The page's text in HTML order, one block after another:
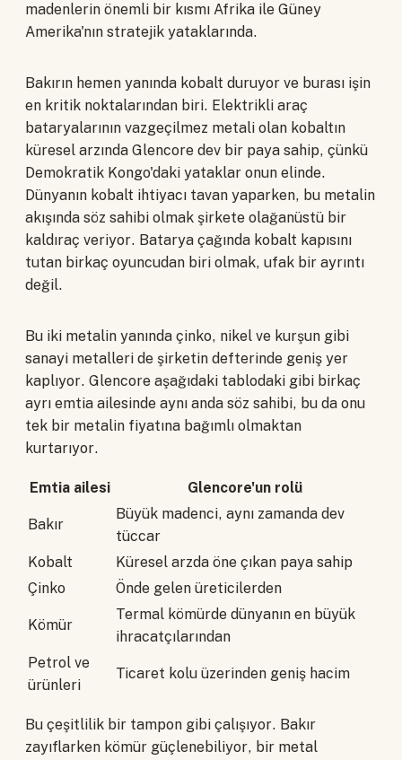
madenlerin önemli bir kısmı Afrika ile Güney
Amerika'nın stratejik yataklarında.
Bakırın hemen yanında kobalt duruyor ve burası işin
en kritik noktalarından biri. Elektrikli araç
bataryalarının vazgeçilmez metali olan kobaltın
küresel arzında Glencore dev bir paya sahip, çünkü
Demokratik Kongo'daki yataklar onun elinde.
Dünyanın kobalt ihtiyacı tavan yaparken, bu metalin
akışında söz sahibi olmak şirkete olağanüstü bir
kaldıraç veriyor. Batarya çağında kobalt kapısını
tutan birkaç oyuncudan biri olmak, ufak bir ayrıntı
değil.
Bu iki metalin yanında çinko, nikel ve kurşun gibi
sanayi metalleri de şirketin defterinde geniş yer
kaplıyor. Glencore aşağıdaki tablodaki gibi birkaç
ayrı emtia ailesinde aynı anda söz sahibi, bu da onu
tek bir metalin fiyatına bağımlı olmaktan
kurtarıyor.
Emtia ailesi Glencore'un rolü
Bakır
Büyük madenci, aynı zamanda dev
tüccar
Kobalt
Küresel arzda öne çıkan paya sahip
Çinko
Önde gelen üreticilerden
Kömür
Termal kömürde dünyanın en büyük
ihracatçılarından
Petrol ve
ürünleri
Ticaret kolu üzerinden geniş hacim
Bu çeşitlilik bir tampon gibi çalışıyor. Bakır
zayıflarken kömür güçlenebiliyor, bir metal